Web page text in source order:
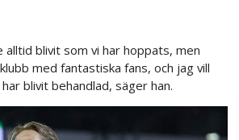
alltid blivit som vi har hoppats, men
med fantastiska fans, och jag vill
blivit behandlad, säger han.